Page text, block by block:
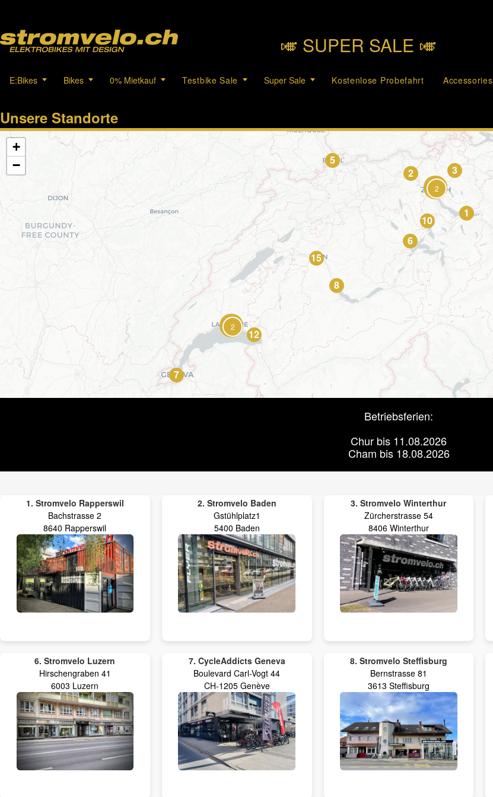
🎺︎ SUPER SALE 🎺︎
E:Bikes Bikes 0% Mietkauf Testbike Sale Super Sale Kostenlose Probefahrt Accessories
Unsere Standorte
15
12
10
8
7
6
5
3
2
1
2
2
+
−
Betriebsferien:
Chur bis 11.08.2026
Cham bis 18.08.2026
1. Stromvelo Rapperswil
Bachstrasse 2
8640 Rapperswil
2. Stromvelo Baden
Gstühlplatz1
5400 Baden
3. Stromvelo Winterthur
Zürcherstrasse 54
8406 Winterthur
6. Stromvelo Luzern
Hirschengraben 41
6003 Luzern
7. CycleAddicts Geneva
Boulevard Carl-Vogt 44
CH-1205 Genève
8. Stromvelo Steffisburg
Bernstrasse 81
3613 Steffisburg